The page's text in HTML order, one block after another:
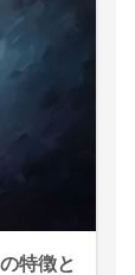
特徴と